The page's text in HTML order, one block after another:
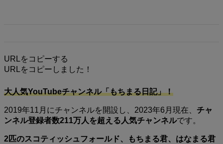
URLをコピーする
URLをコピーしました！
大人気YouTubeチャンネル「もちまる日記」！
2019年11月にチャンネルを開設し、2023年6月現在、 チャ
ンネル登録者数211万人を超える人気チャンネルです。
2匹のスコティッシュフォールド、もちまる君、はなまる君